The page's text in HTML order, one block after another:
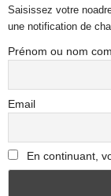
Saisissez votre
une notification de
Prénom ou nom
Email
En continuant,